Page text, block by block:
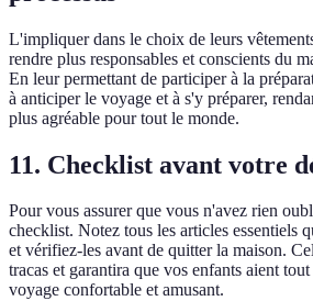
L'impliquer dans le choix de leurs
rendre plus responsables et conscients du
En leur permettant de participer à la
à anticiper le voyage et à s'y préparer,
plus agréable pour tout le monde.
11. Checklist avant votre
Pour vous assurer que vous n'avez rien
checklist. Notez tous les articles essentiels
et vérifiez-les avant de quitter la maison.
tracas et garantira que vos enfants aient
voyage confortable et amusant.